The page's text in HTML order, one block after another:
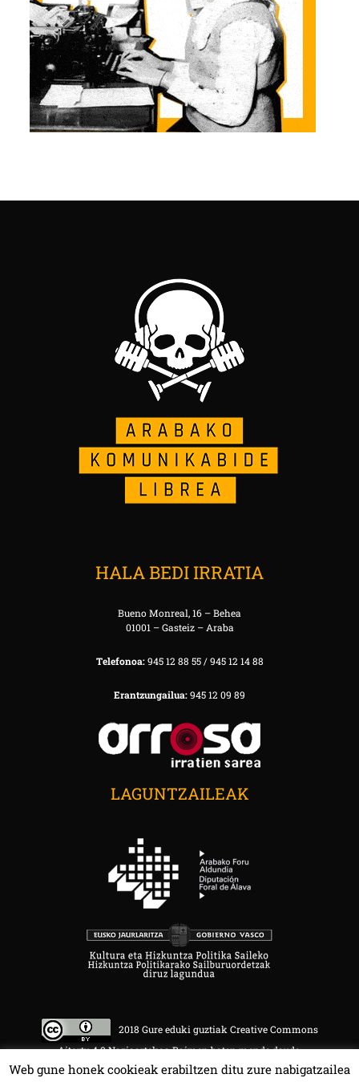
HALA BEDI IRRATIA
Bueno Monreal, 16 – Behea
01001 – Gasteiz – Araba
Telefonoa:945 12 88 55 / 945 12 14 88
Erantzungailua:945 12 09 89
LAGUNTZAILEAK
2018 Gure eduki guztiak Creative Commons
Aitortu 4.0 Nazioartekoa Baimen baten mende daude.
Web gune honek cookieak erabiltzen ditu zure nabigatzailea